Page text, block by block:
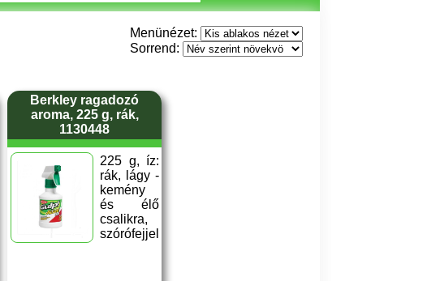
Menünézet:
Sorrend:
Berkley ragadozó
aroma, 225 g, rák,
1130448
225 g, íz:
rák, lágy -
kemény
és élő
csalikra,
szórófejjel